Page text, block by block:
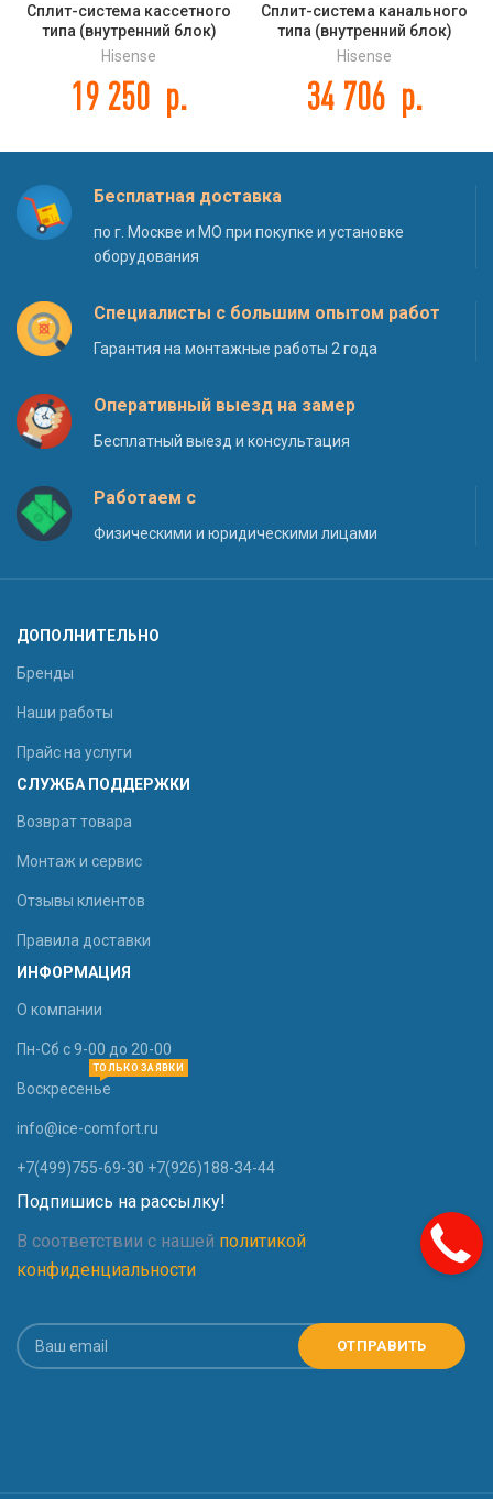
Сплит-система кассетного
типа (внутренний блок)
Hisense AUC-12HR4SAA
Hisense
19 250 р.
Сплит-система канального
типа (внутренний блок)
Hisense AUD-24UX4SLL1 DC
Hisense
34 706 р.
Бесплатная доставка
по г. Москве и МО при покупке и установке
оборудования
Специалисты с большим опытом работ
Гарантия на монтажные работы 2 года
Оперативный выезд на замер
Бесплатный выезд и консультация
Работаем с
Физическими и юридическими лицами
ДОПОЛНИТЕЛЬНО
Бренды
Наши работы
Прайс на услуги
СЛУЖБА ПОДДЕРЖКИ
Возврат товара
Монтаж и сервис
Отзывы клиентов
Правила доставки
ИНФОРМАЦИЯ
О компании
Пн-Сб с 9-00 до 20-00
Воскресенье
ТОЛЬКО ЗАЯВКИ
info@ice-comfort.ru
+7(499)755-69-30 +7(926)188-34-44
Подпишись на рассылку!
В соответствии с нашей политикой
конфиденциальности